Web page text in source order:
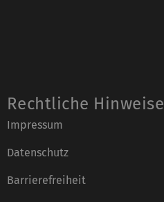
Rechtliche Hinweise
Impressum
Datenschutz
Barrierefreiheit